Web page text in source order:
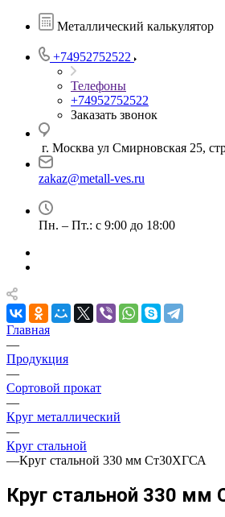
Металлический калькулятор
+74952752522
Телефоны
+74952752522
Заказать звонок
г. Москва ул Смирновская 25,
zakaz@metall-ves.ru
Пн. – Пт.: с 9:00 до 18:00
Главная
—
Продукция
—
Сортовой прокат
—
Круг металлический
—
Круг стальной
—Круг стальной 330 мм Ст30ХГСА
Круг стальной 330 мм